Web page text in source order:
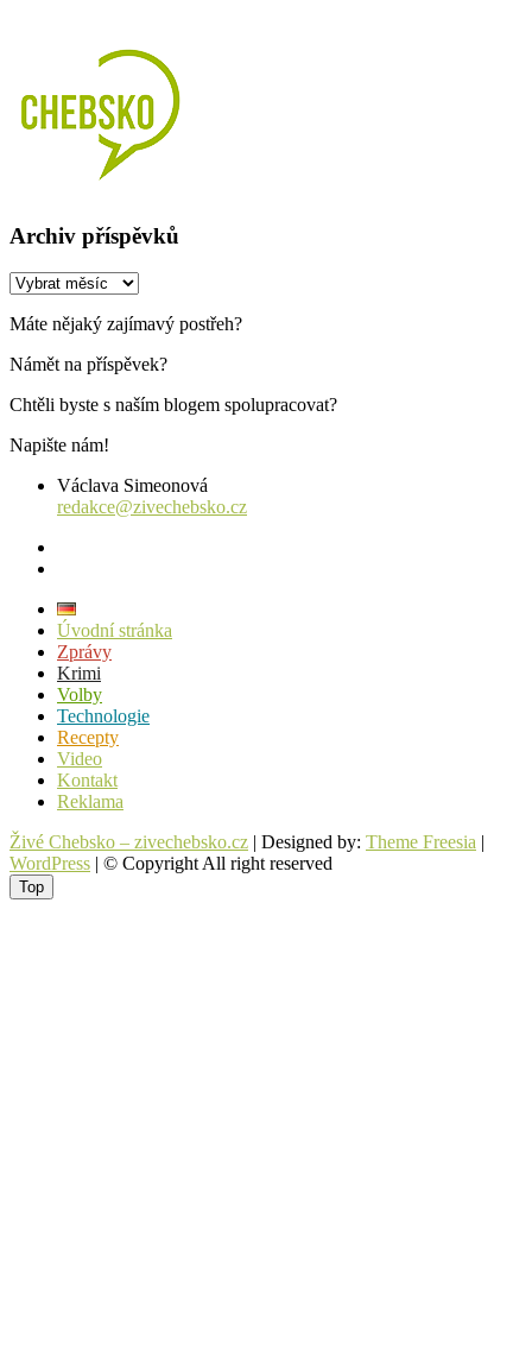
Archiv příspěvků
Archiv
Máte nějaký zajímavý postřeh?
Námět na příspěvek?
Chtěli byste s naším blogem spolupracovat?
Napište nám!
Václava Simeonová
redakce@zivechebsko.cz
Úvodní stránka
Zprávy
Krimi
Volby
Technologie
Recepty
Video
Kontakt
Reklama
Živé Chebsko – zivechebsko.cz | Designed by: Theme Freesia |
WordPress | © Copyright All right reserved
Top